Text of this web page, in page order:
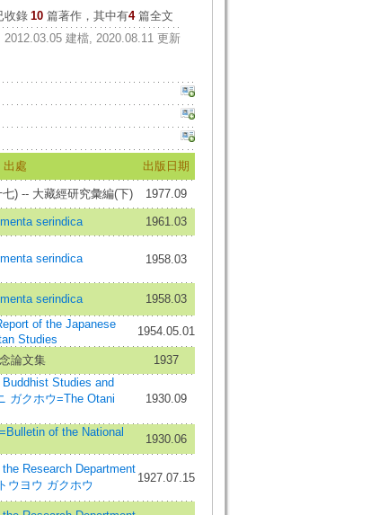
收錄 10 篇著作，其中有4篇全文
2012.03.05 建檔, 2020.08.11 更新
出處 出版日期
) -- 大藏經研究彙編(下) 1977.09
serindica 1961.03
serindica 1958.03
serindica 1958.03
of the Japanese
Studies
1954.05.01
論文集 1937
Studies and
ガクホウ=The Otani
1930.09
of the National
1930.06
Research Department
ウヨウ ガクホウ
1927.07.15